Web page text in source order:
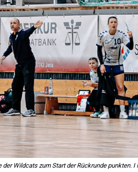
der Wildcats zum Start der Rückrunde punkten. I